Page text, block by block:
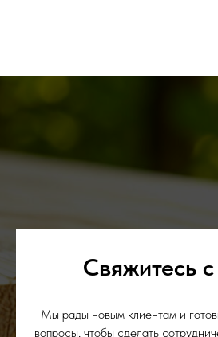
Свяжитесь
Мы рады новым клиентам и
вопросы, чтобы сделать